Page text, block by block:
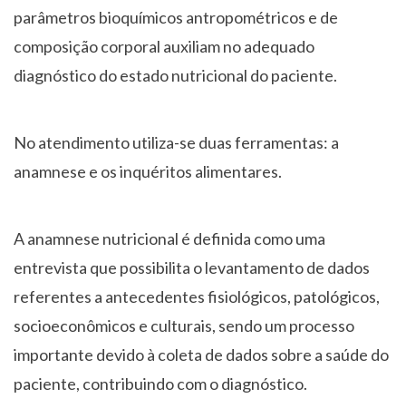
parâmetros bioquímicos antropométricos e de
composição corporal auxiliam no adequado
diagnóstico do estado nutricional do paciente.
No atendimento utiliza-se duas ferramentas: a
anamnese e os inquéritos alimentares.
A anamnese nutricional é definida como uma
entrevista que possibilita o levantamento de dados
referentes a antecedentes fisiológicos, patológicos,
socioeconômicos e culturais, sendo um processo
importante devido à coleta de dados sobre a saúde do
paciente, contribuindo com o diagnóstico.